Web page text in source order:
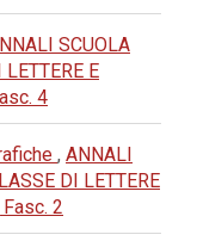
SCUOLA
E
4
, ANNALI
DI LETTERE
2